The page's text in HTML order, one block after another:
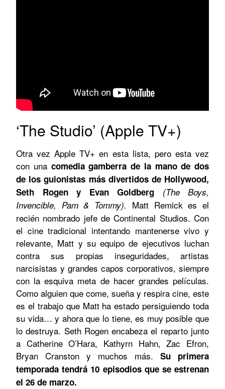
‘The Studio’ (Apple TV+)
Otra vez Apple TV+ en esta lista, pero esta vez
con una comedia gamberra de la mano de dos
de los guionistas más divertidos de Hollywood,
Seth Rogen y Evan Goldberg
(The Boys,
Invencible, Pam & Tommy). Matt Remick es el
recién nombrado jefe de Continental Studios. Con
el cine tradicional intentando mantenerse vivo y
relevante, Matt y su equipo de ejecutivos luchan
contra sus propias inseguridades, artistas
narcisistas y grandes capos corporativos, siempre
con la esquiva meta de hacer grandes películas.
Como alguien que come, sueña y respira cine, este
es el trabajo que Matt ha estado persiguiendo toda
su vida… y ahora que lo tiene, es muy posible que
lo destruya. Seth Rogen encabeza el reparto junto
a Catherine O’Hara, Kathyrn Hahn, Zac Efron,
Bryan Cranston y muchos más. Su primera
temporada tendrá 10 episodios que se estrenan
el 26 de marzo.